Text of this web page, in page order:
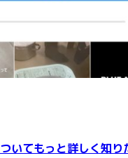
いてもっと詳しく知り